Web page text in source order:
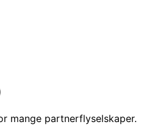
mange partnerflyselskaper.